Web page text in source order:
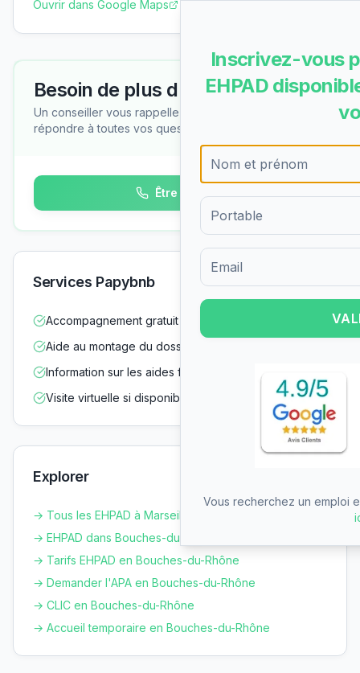
Ouvrir dans Google Maps
Besoin de plus d'informations ?
Un conseiller vous rappelle gratuitement pour
répondre à toutes vos questions
Être rappelé
Services Papybnb
Accompagnement gratuit dans vos démarches
Aide au montage du dossier d'admission
Information sur les aides financières
Visite virtuelle si disponible
Explorer
→ Tous les EHPAD à Marseille
→ EHPAD dans Bouches-du-Rhône
→ Tarifs EHPAD en Bouches-du-Rhône
→ Demander l'APA en Bouches-du-Rhône
→ CLIC en Bouches-du-Rhône
→ Accueil temporaire en Bouches-du-Rhône
Inscrivez-vous
EHPAD
Formulaire d'inscription pour
Vous recherchez un emploi